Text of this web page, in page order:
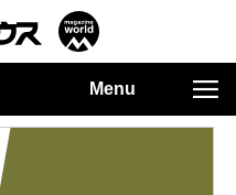
Menu